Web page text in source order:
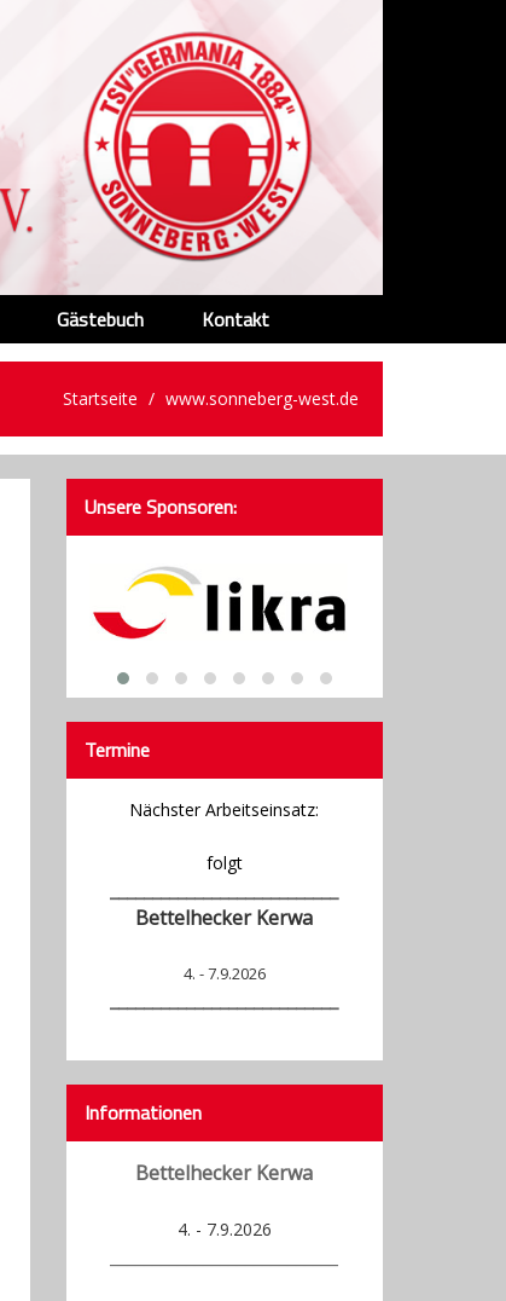
Gästebuch Kontakt
Startseite www.sonneberg-west.de
Unsere Sponsoren:
Termine
Nächster Arbeitseinsatz:
folgt
Bettelhecker Kerwa
4. - 7.9.2026
Informationen
Bettelhecker Kerwa
4. - 7.9.2026